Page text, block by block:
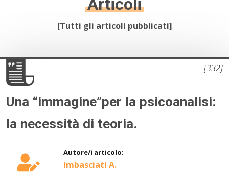
Psicoanalisi e Istituzioni Sanitarie
Formazione operatori sanitari
dei mass-media
13.Psicometria e test mentali
Articoli
[Tutti gli articoli pubblicati]
Una “immagine”per la psicoanalisi:
la necessità di teoria.
[332]
Autore/i articolo:
Imbasciati A.